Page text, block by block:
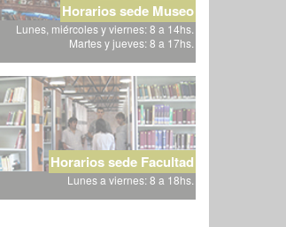
Horarios sede Museo
Lunes, miércoles y viernes: 8 a 14hs.
Martes y jueves: 8 a 17hs.
Horarios sede Facultad
Lunes a viernes: 8 a 18hs.